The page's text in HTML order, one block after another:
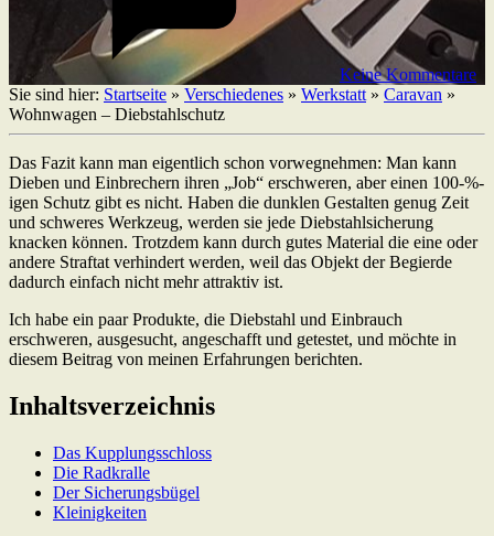
Keine Kommentare
Sie sind hier: Startseite » Verschiedenes » Werkstatt » Caravan »
Wohnwagen – Diebstahlschutz
Das Fazit kann man eigentlich schon vorwegnehmen: Man kann
Dieben und Einbrechern ihren „Job“ erschweren, aber einen 100-%-
igen Schutz gibt es nicht. Haben die dunklen Gestalten genug Zeit
und schweres Werkzeug, werden sie jede Diebstahlsicherung
knacken können. Trotzdem kann durch gutes Material die eine oder
andere Straftat verhindert werden, weil das Objekt der Begierde
dadurch einfach nicht mehr attraktiv ist.
Ich habe ein paar Produkte, die Diebstahl und Einbrauch
erschweren, ausgesucht, angeschafft und getestet, und möchte in
diesem Beitrag von meinen Erfahrungen berichten.
Inhaltsverzeichnis
Das Kupplungsschloss
Die Radkralle
Der Sicherungsbügel
Kleinigkeiten